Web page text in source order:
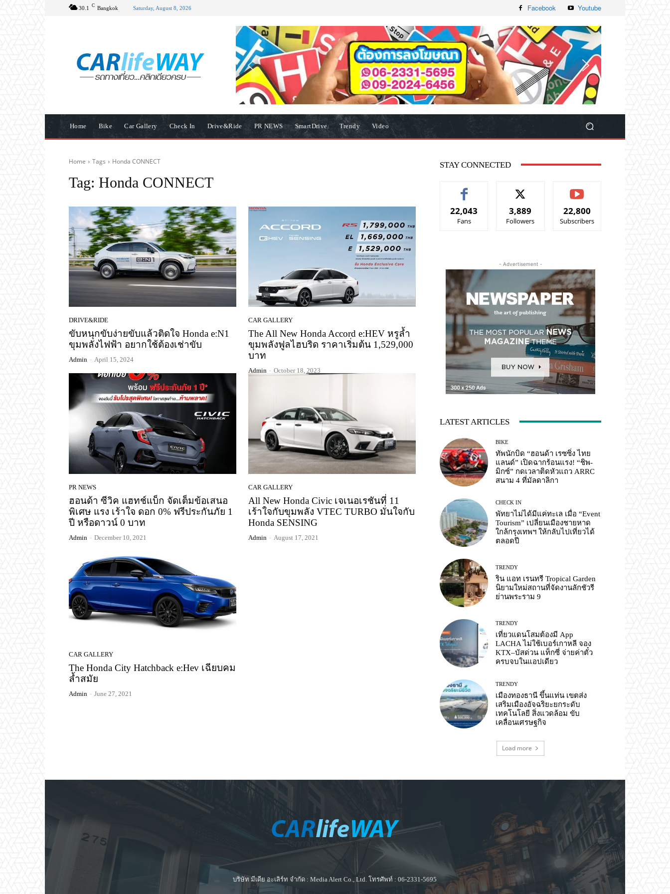
30.1 C Bangkok Saturday, August 8, 2026 Facebook Youtube
Home Bike Car Gallery Check In Drive&Ride PR NEWS SmartDrive Trendy Video
Home Tags Honda CONNECT
Tag: Honda CONNECT
DRIVE&RIDE
ขับหนุกขับง่ายขับแล้วติดใจ Honda e:N1
ขุมพลังไฟฟ้า อยากใช้ต้องเช่าขับ
Admin - April 15, 2024
CAR GALLERY
The All New Honda Accord e:HEV หรูล้ำ
ขุมพลังฟูลไฮบริด ราคาเริ่มต้น 1,529,000
บาท
Admin - October 18, 2023
PR NEWS
ฮอนด้า ซีวิค แฮทช์แบ็ก จัดเต็มข้อเสนอ
พิเศษ แรง เร้าใจ ดอก 0% ฟรีประกันภัย 1
ปี หรือดาวน์ 0 บาท
Admin - December 10, 2021
CAR GALLERY
All New Honda Civic เจเนอเรชันที่ 11
เร้าใจกับขุมพลัง VTEC TURBO มั่นใจกับ
Honda SENSING
Admin - August 17, 2021
CAR GALLERY
The Honda City Hatchback e:Hev เฉียบคม
ล้ำสมัย
Admin - June 27, 2021
STAY CONNECTED
22,043
Fans
3,889
Followers
22,800
Subscribers
- Advertisement -
LATEST ARTICLES
BIKE
ทัพนักบิด “ฮอนด้า เรซซิ่ง ไทย
แลนด์” เปิดฉากร้อนแรง! “ชิพ-
มิกซ์” กดเวลาติดหัวแถว ARRC
สนาม 4 ที่มัลดาลิกา
CHECK IN
พัทยาไม่ได้มีแค่ทะเล เมื่อ “Event
Tourism” เปลี่ยนเมืองชายหาด
ใกล้กรุงเทพฯ ให้กลับไปเที่ยวได้
ตลอดปี
TRENDY
ริน แอท เรนทรี Tropical Garden
นิยามใหม่สถานที่จัดงานลักชัวรี
ย่านพระราม 9
TRENDY
เที่ยวแดนโสมต้องมี App
LACHA ไม่ใช้เบอร์เกาหลี จอง
KTX–บัสด่วน แท็กซี่ จ่ายค่าตั๋ว
ครบจบในแอปเดียว
TRENDY
เมืองทองธานี ขึ้นแท่น เขตส่ง
เสริมเมืองอัจฉริยะยกระดับ
เทคโนโลยี สิ่งแวดล้อม ขับ
เคลื่อนเศรษฐกิจ
Load more
บริษัท มีเดีย อะเลิร์ท จำกัด : Media Alert Co., Ltd. โทรศัพท์ : 06-2331-5695